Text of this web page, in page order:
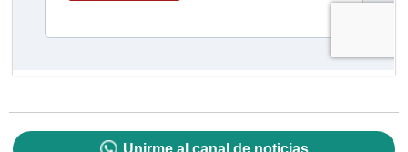
Unirme al canal de noticias